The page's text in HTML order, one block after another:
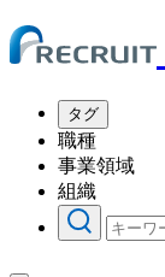
タグ
職種
事業領域
組織